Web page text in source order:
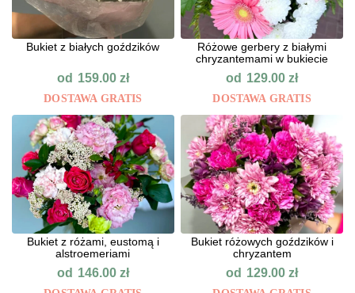
Bukiet z białych goździków
od 159.00 zł
DOSTAWA GRATIS
Różowe gerbery z białymi
chryzantemami w bukiecie
od 129.00zł
DOSTAWA GRATIS
Bukiet z różami, eustomą i
alstroemeriami
od 146.00 zł
Bukiet różowych goździków i
chryzantem
od 129.00zł